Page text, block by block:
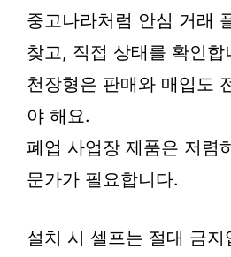
중고나라처럼 안심 거래
찾고, 직접 상태를 확인합
천장형은 판매와 매입도
야 해요.
폐업 사업장 제품은 저렴
문가가 필요합니다.
설치 시 셀프는 절대 금지